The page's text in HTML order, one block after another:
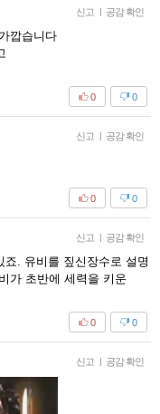
신고 공감 확인
깝습니다
0
0
신고 공감 확인
0
0
신고 공감 확인
. 유비를 짚신장수로 설명
가 초반에 세력을 키운
0
0
신고 공감 확인